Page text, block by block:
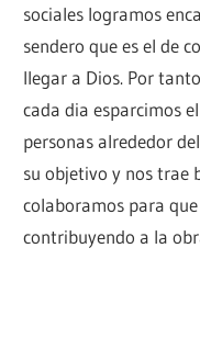
sociales logramos
sendero que es el de
llegar a Dios. Por
cada dia esparcimos
personas alrededor
su objetivo y nos trae
colaboramos para
contribuyendo a la